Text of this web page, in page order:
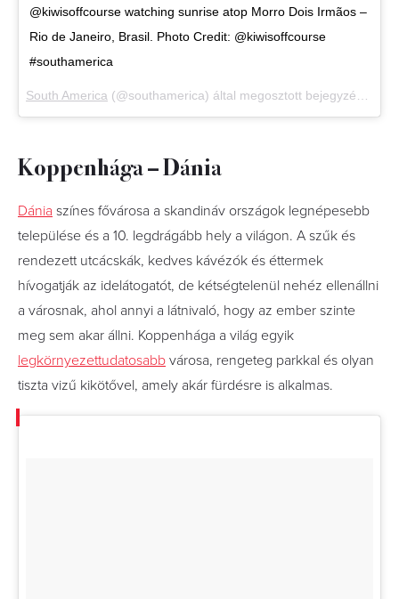
@kiwisoffcourse watching sunrise atop Morro Dois Irmãos –
Rio de Janeiro, Brasil. Photo Credit: @kiwisoffcourse
#southamerica
South America (@southamerica) által megosztott bejegyzés,
Koppenhága – Dánia
Dánia színes fővárosa a skandináv országok legnépesebb
települése és a 10. legdrágább hely a világon. A szűk és
rendezett utcácskák, kedves kávézók és éttermek
hívogatják az idelátogatót, de kétségtelenül nehéz ellenállni
a városnak, ahol annyi a látnivaló, hogy az ember szinte
meg sem akar állni. Koppenhága a világ egyik
legkörnyezettudatosabb városa, rengeteg parkkal és olyan
tiszta vizű kikötővel, amely akár fürdésre is alkalmas.